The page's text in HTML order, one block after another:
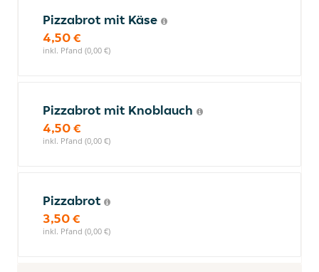
Pizzabrot mit Käse
4,50 €
inkl. Pfand (0,00 €)
Pizzabrot mit Knoblauch
4,50 €
inkl. Pfand (0,00 €)
Pizzabrot
3,50 €
inkl. Pfand (0,00 €)